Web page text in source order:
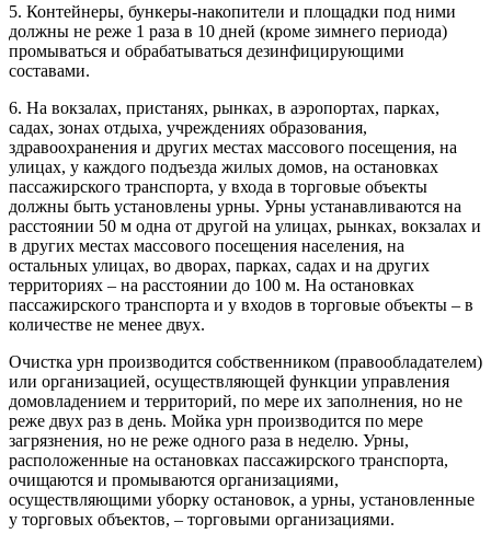
5. Контейнеры, бункеры-накопители и площадки под ними
должны не реже 1 раза в 10 дней (кроме зимнего периода)
промываться и обрабатываться дезинфицирующими
составами.
6. На вокзалах, пристанях, рынках, в аэропортах, парках,
садах, зонах отдыха, учреждениях образования,
здравоохранения и других местах массового посещения, на
улицах, у каждого подъезда жилых домов, на остановках
пассажирского транспорта, у входа в торговые объекты
должны быть установлены урны. Урны устанавливаются на
расстоянии 50 м одна от другой на улицах, рынках, вокзалах и
в других местах массового посещения населения, на
остальных улицах, во дворах, парках, садах и на других
территориях – на расстоянии до 100 м. На остановках
пассажирского транспорта и у входов в торговые объекты – в
количестве не менее двух.
Очистка урн производится собственником (правообладателем)
или организацией, осуществляющей функции управления
домовладением и территорий, по мере их заполнения, но не
реже двух раз в день. Мойка урн производится по мере
загрязнения, но не реже одного раза в неделю. Урны,
расположенные на остановках пассажирского транспорта,
очищаются и промываются организациями,
осуществляющими уборку остановок, а урны, установленные
у торговых объектов, – торговыми организациями.